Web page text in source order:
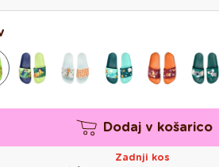
Dodaj v košarico
Zadnji kos